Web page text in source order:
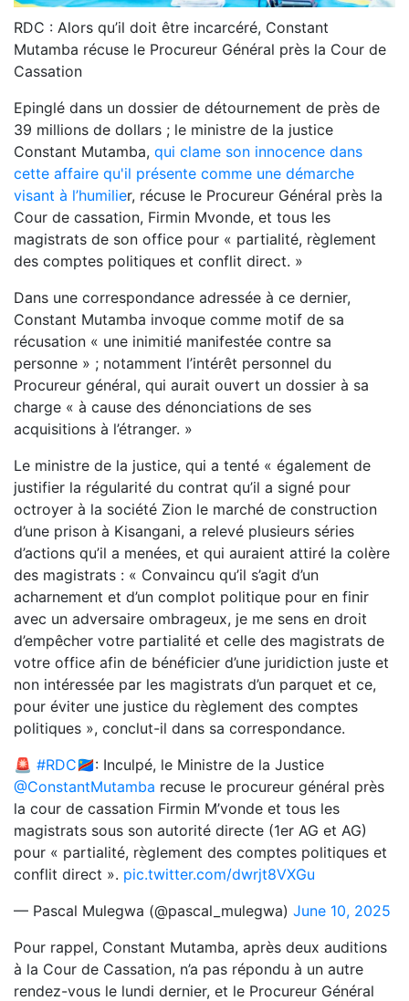
RDC : Alors qu’il doit être incarcéré, Constant
Mutamba récuse le Procureur Général près la Cour de
Cassation
Epinglé dans un dossier de détournement de près de
39 millions de dollars ; le ministre de la justice
Constant Mutamba, qui clame son innocence dans
cette affaire qu'il présente comme une démarche
visant à l’humilier, récuse le Procureur Général près la
Cour de cassation, Firmin Mvonde, et tous les
magistrats de son office pour « partialité, règlement
des comptes politiques et conflit direct. »
Dans une correspondance adressée à ce dernier,
Constant Mutamba invoque comme motif de sa
récusation « une inimitié manifestée contre sa
personne » ; notamment l’intérêt personnel du
Procureur général, qui aurait ouvert un dossier à sa
charge « à cause des dénonciations de ses
acquisitions à l’étranger. »
Le ministre de la justice, qui a tenté « également de
justifier la régularité du contrat qu’il a signé pour
octroyer à la société Zion le marché de construction
d’une prison à Kisangani, a relevé plusieurs séries
d’actions qu’il a menées, et qui auraient attiré la colère
des magistrats : « Convaincu qu’il s’agit d’un
acharnement et d’un complot politique pour en finir
avec un adversaire ombrageux, je me sens en droit
d’empêcher votre partialité et celle des magistrats de
votre office afin de bénéficier d’une juridiction juste et
non intéressée par les magistrats d’un parquet et ce,
pour éviter une justice du règlement des comptes
politiques », conclut-il dans sa correspondance.
🚨 #RDC🇨🇩: Inculpé, le Ministre de la Justice
@ConstantMutamba recuse le procureur général près
la cour de cassation Firmin M’vonde et tous les
magistrats sous son autorité directe (1er AG et AG)
pour « partialité, règlement des comptes politiques et
conflit direct ». pic.twitter.com/dwrjt8VXGu
— Pascal Mulegwa (@pascal_mulegwa) June 10, 2025
Pour rappel, Constant Mutamba, après deux auditions
à la Cour de Cassation, n’a pas répondu à un autre
rendez-vous le lundi dernier, et le Procureur Général